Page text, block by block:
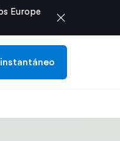
Europe
close